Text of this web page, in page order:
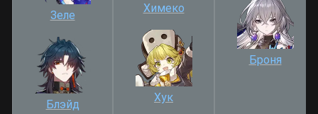
Зеле
Блэйд
Химеко
Хук
Броня